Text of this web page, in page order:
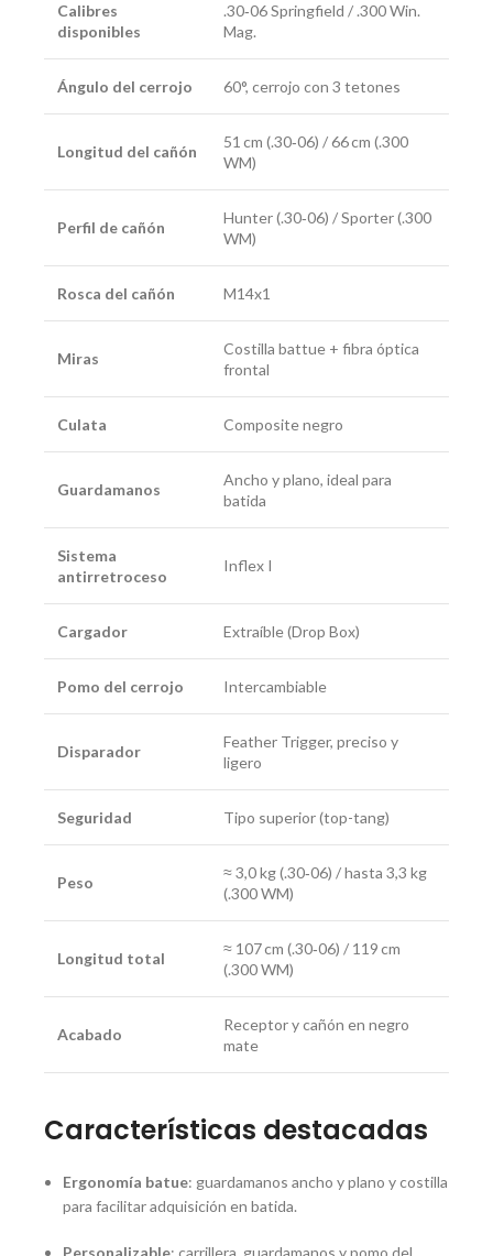
Calibres
disponibles
.30‑06 Springfield / .300 Win.
Mag.
Ángulo del cerrojo 60°, cerrojo con 3 tetones
Longitud del cañón
51 cm (.30‑06) / 66 cm (.300
WM)
Perfil de cañón
Hunter (.30‑06) / Sporter (.300
WM)
Rosca del cañón M14x1
Miras
Costilla battue + fibra óptica
frontal
Culata Composite negro
Guardamanos
Ancho y plano, ideal para
batida
Sistema
antirretroceso
Inflex I
Cargador Extraíble (Drop Box)
Pomo del cerrojo Intercambiable
Disparador
Feather Trigger, preciso y
ligero
Seguridad Tipo superior (top-tang)
Peso
≈ 3,0 kg (.30‑06) / hasta 3,3 kg
(.300 WM)
Longitud total
≈ 107 cm (.30‑06) / 119 cm
(.300 WM)
Acabado
Receptor y cañón en negro
mate
Características destacadas
Ergonomía batue: guardamanos ancho y plano y costilla
para facilitar adquisición en batida.